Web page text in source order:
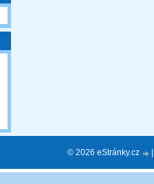
© 2026 eStránky.cz